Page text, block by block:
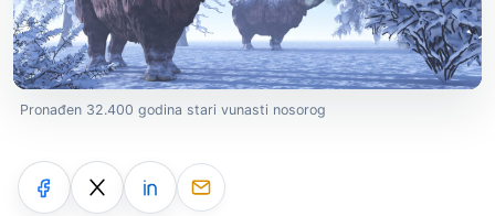
Pronađen 32.400 godina stari vunasti nosorog